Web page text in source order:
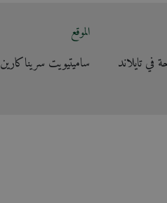
الموقع
في تايلاند ساميتيويت سريناكارين